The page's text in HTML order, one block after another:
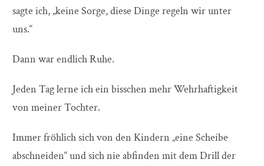
sagte ich, „keine Sorge, diese Dinge regeln wir unter
uns.“
Dann war endlich Ruhe.
Jeden Tag lerne ich ein bisschen mehr Wehrhaftigkeit
von meiner Tochter.
Immer fröhlich sich von den Kindern „eine Scheibe
abschneiden“ und sich nie abfinden mit dem Drill der